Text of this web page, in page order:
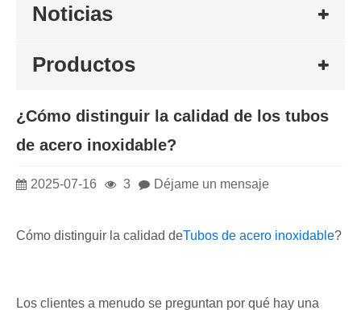
Noticias
Productos
¿Cómo distinguir la calidad de los tubos
de acero inoxidable?
2025-07-16 3 Déjame un mensaje
Cómo distinguir la calidad deTubos de acero inoxidable?
Los clientes a menudo se preguntan por qué hay una